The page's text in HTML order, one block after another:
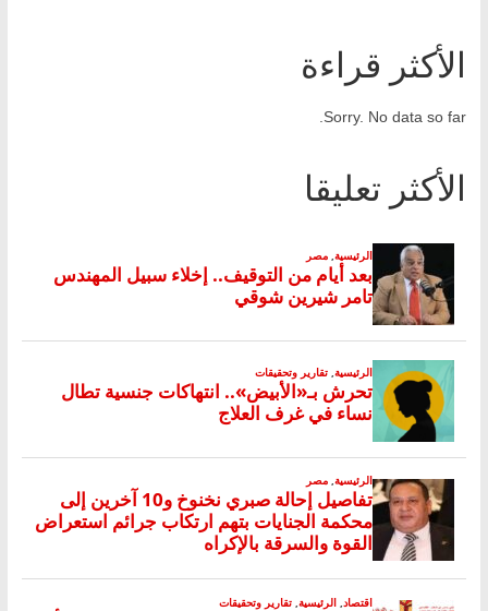
الأكثر قراءة
Sorry. No data so far.
الأكثر تعليقا